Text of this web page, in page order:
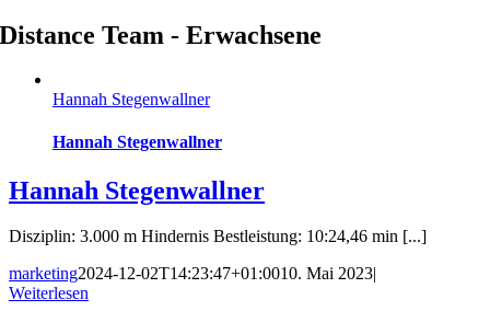
Distance Team - Erwachsene
Hannah Stegenwallner
Hannah Stegenwallner
Hannah Stegenwallner
Disziplin: 3.000 m Hindernis Bestleistung: 10:24,46 min [...]
marketing2024-12-02T14:23:47+01:0010. Mai 2023|
Weiterlesen